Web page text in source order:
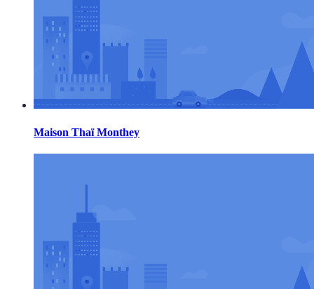
Maison Thaï Monthey